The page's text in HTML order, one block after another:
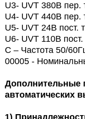
U3- UVT 380В пер.
U4- UVT 440В пер.
U5- UVT 24В пост.
U6- UVT 110В пост.
С – Частота 50/
00005 -
Дополнительные
автоматических